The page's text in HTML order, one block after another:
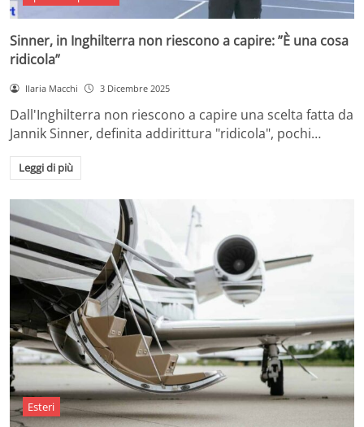
Sinner, in Inghilterra non riescono a capire: ”È una cosa
ridicola”
Ilaria Macchi 3 Dicembre 2025
Dall'Inghilterra non riescono a capire una scelta fatta da
Jannik Sinner, definita addirittura "ridicola", pochi…
Leggi di più
Esteri